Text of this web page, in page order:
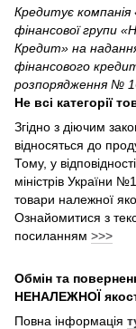
Кредитує компанія
фінансової групи
Кредит» на
фінансового
розпорядження №
Не всі категорії
Згідно з діючим
відносяться до
Тому, у
міністрів України
товари належної
Ознайомитися з
посиланням >>>
Обмін та
НЕНАЛЕЖНОЇ
Повна інформація